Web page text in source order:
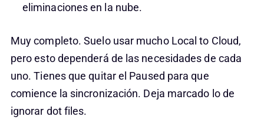
eliminaciones en la nube.
Muy completo. Suelo usar mucho Local to Cloud,
pero esto dependerá de las necesidades de cada
uno. Tienes que quitar el Paused para que
comience la sincronización. Deja marcado lo de
ignorar dot files.